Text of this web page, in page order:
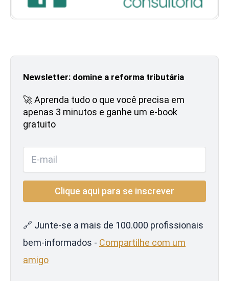
Newsletter: domine a reforma tributária
🚀 Aprenda tudo o que você precisa em
apenas 3 minutos e ganhe um e-book
gratuito
🔗 Junte-se a mais de 100.000 profissionais
bem-informados - Compartilhe com um
amigo